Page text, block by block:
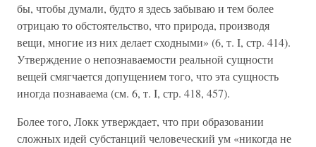
бы, чтобы думали, будто я здесь забываю и тем более
отрицаю то обстоятельство, что природа, производя
вещи, многие из них делает сходными» (6, т. I, стр. 414).
Утверждение о непознаваемости реальной сущности
вещей смягчается допущением того, что эта сущность
иногда познаваема (см. 6, т. I, стр. 418, 457).
Более того, Локк утверждает, что при образовании
сложных идей субстанций человеческий ум «никогда не